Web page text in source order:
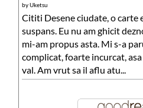
byUketsu
Cititi Desene ciudate, o carte
suspans. Eu nu am ghicit
mi-am propus asta. Mi s-a
complicat, foarte incurcat,
val. Am vrut sa il aflu atu...